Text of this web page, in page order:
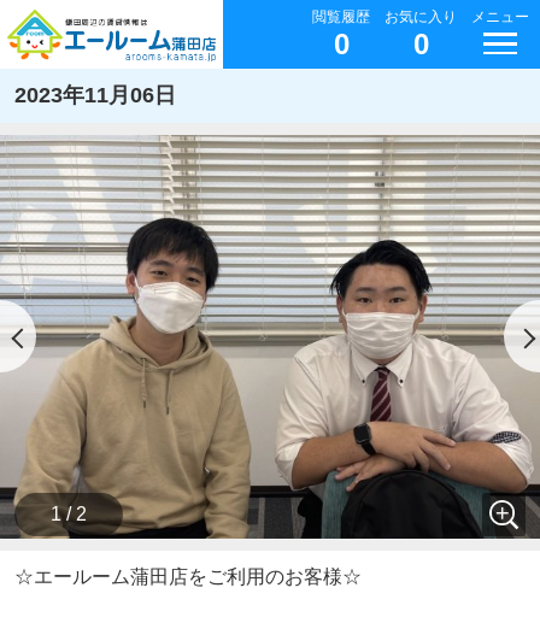
閲覧履歴
0
お気に入り
0
メニュー
2023年11月06日
1 / 2
☆エールーム蒲田店をご利用のお客様☆